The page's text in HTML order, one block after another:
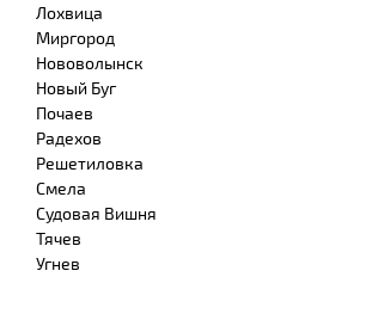
Лохвица
Миргород
Нововолынск
Новый Буг
Почаев
Радехов
Решетиловка
Смела
Судовая Вишня
Тячев
Угнев